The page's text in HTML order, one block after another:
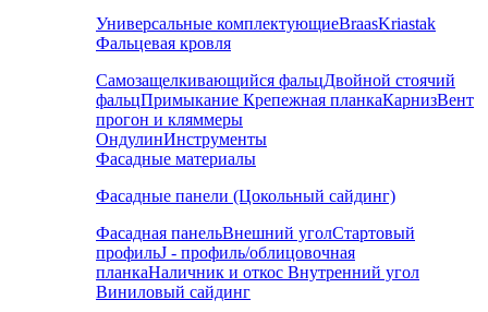
Универсальные комплектующиеBraasKriastak
Фальцевая кровля
Самозащелкивающийся фальцДвойной стоячий
фальцПримыкание Крепежная планкаКарнизВент
прогон и кляммеры
ОндулинИнструменты
Фасадные материалы
Фасадные панели (Цокольный сайдинг)
Фасадная панельВнешний уголСтартовый
профильJ - профиль/облицовочная
планкаНаличник и откос Внутренний угол
Виниловый сайдинг